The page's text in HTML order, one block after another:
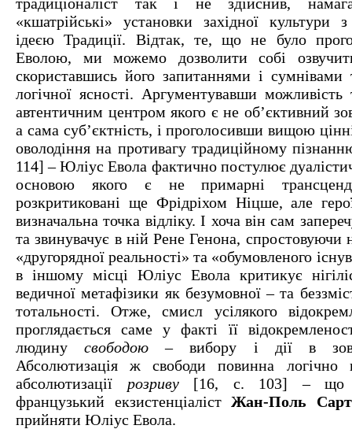
«кшатрійські» установки західної культури
ідеєю Традиції. Відтак, те, що не було
Еволою, ми можемо дозволити собі
скориставшись його запитаннями і
логічної ясності. Аргументувавши можливість
автентичним центром якого є не об’єктивний
а сама суб’єктність, і проголосивши вищою
оволодіння на противагу традиційному
114] – Юліус Евола фактично постулює
основою якого є не примарні
розкритиковані ще Фрідріхом Ніцше, але
визначальна точка відліку. І хоча він сам
та звинувачує в ній Рене Генона, спростовуючи
«другорядної реальності» та «обумовленого
в іншому місці Юліус Евола критикує
ведичної метафізики як безумовної – та
тотальності. Отже, смисл усілякого
проглядається саме у факті її
людинусвободою – вибору і дії в
Абсолютизація ж свободи повинна логічно
абсолютизації розриву[16, с. 103] – що
французький екзистенціалістЖан-Поль
прийняти Юліус Евола.